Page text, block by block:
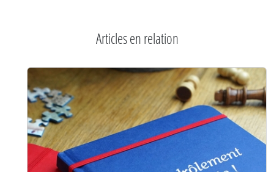
Articles en relation